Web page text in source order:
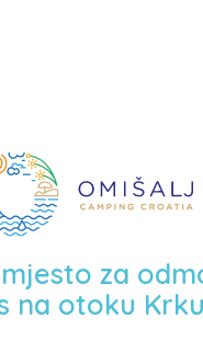
za
na otoku Krku